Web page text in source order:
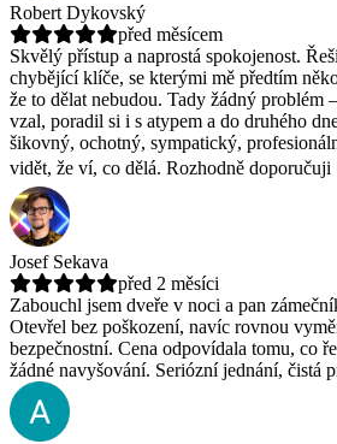
Robert Dykovský
před měsícem
Skvělý přístup a naprostá spokojenost.
chybějící klíče, se kterými mě předtím
že to dělat nebudou. Tady žádný problém
vzal, poradil si i s atypem a do druhého
šikovný, ochotný, sympatický,
vidět, že ví, co dělá. Rozhodně doporučuji
Josef Sekava
před 2 měsíci
Zabouchl jsem dveře v noci a pan
Otevřel bez poškození, navíc rovnou
bezpečnostní. Cena odpovídala tomu, co
žádné navyšování. Seriózní jednání, čistá